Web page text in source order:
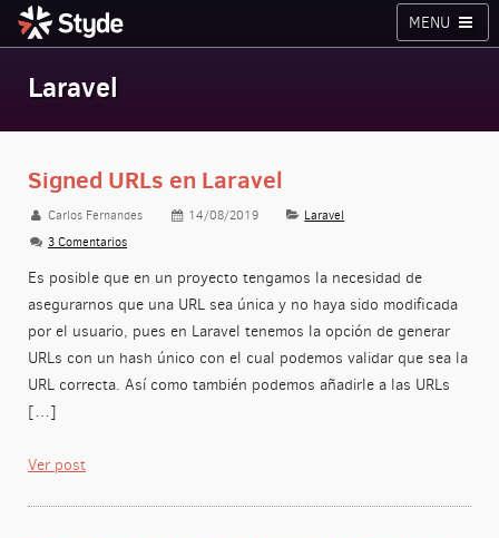
MENU
Laravel
Signed URLs en Laravel
Carlos Fernandes 14/08/2019
Laravel
3 Comentarios
Es posible que en un proyecto tengamos la necesidad de
asegurarnos que una URL sea única y no haya sido modificada
por el usuario, pues en Laravel tenemos la opción de generar
URLs con un hash único con el cual podemos validar que sea la
URL correcta. Así como también podemos añadirle a las URLs
[…]
Ver post